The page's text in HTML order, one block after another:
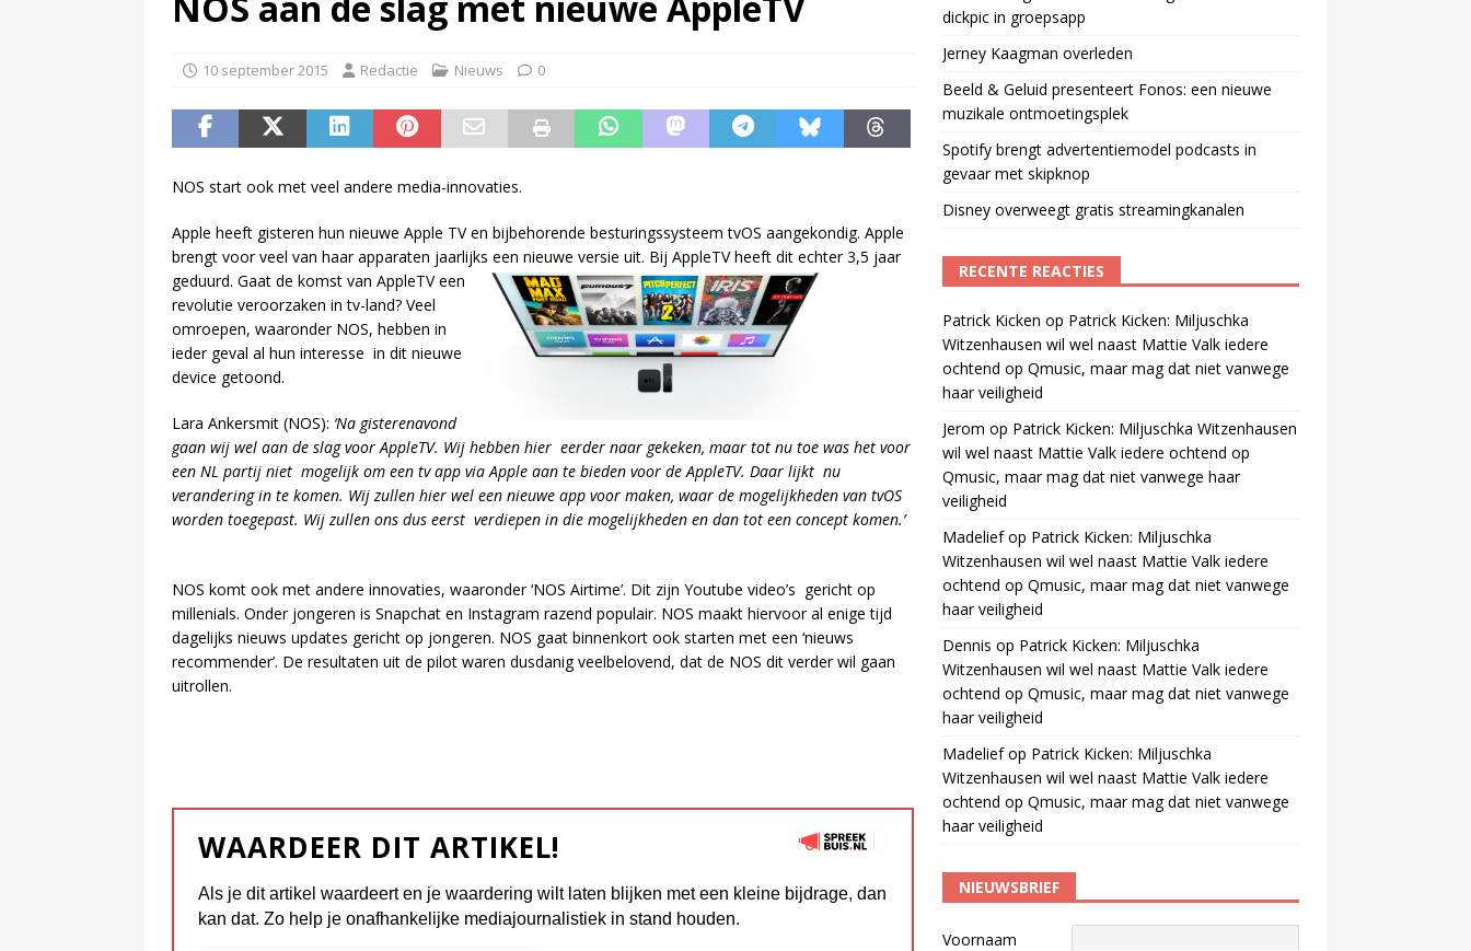
NPO-manager Menno de Boer geschorst na dickpic in groepsapp)
10 september 2015 Redactie Nieuws 0
NOS start ook met veel andere media-innovaties.
Apple heeft gisteren hun nieuwe Apple TV en bijbehorende besturingssysteem tvOS aangekondig. Apple
brengt voor veel van haar apparaten jaarlijks een nieuwe versie uit. Bij AppleTV heeft dit echter 3,5 jaar
geduurd. Gaat de komst van AppleTV een
revolutie veroorzaken in tv-land? Veel
omroepen, waaronder NOS, hebben in
ieder geval al hun interesse in dit nieuwe
device getoond.
Lara Ankersmit (NOS): ‘Na gisterenavond
gaan wij wel aan de slag voor AppleTV. Wij hebben hier eerder naar gekeken, maar tot nu toe was het voor
een NL partij niet mogelijk om een tv app via Apple aan te bieden voor de AppleTV. Daar lijkt nu
verandering in te komen. Wij zullen hier wel een nieuwe app voor maken, waar de mogelijkheden van tvOS
worden toegepast. Wij zullen ons dus eerst verdiepen in die mogelijkheden en dan tot een concept komen.’
NOS komt ook met andere innovaties, waaronder ‘NOS Airtime’. Dit zijn Youtube video’s gericht op
millenials. Onder jongeren is Snapchat en Instagram razend populair. NOS maakt hiervoor al enige tijd
dagelijks nieuws updates gericht op jongeren. NOS gaat binnenkort ook starten met een ‘nieuws
recommender’. De resultaten uit de pilot waren dusdanig veelbelovend, dat de NOS dit verder wil gaan
uitrollen.
WAARDEER DIT ARTIKEL!
Als je dit artikel waardeert en je waardering wilt laten blijken met een kleine bijdrage, dan
kan dat. Zo help je onafhankelijke mediajournalistiek in stand houden.
dickpic in groepsapp
Jerney Kaagman overleden
Beeld & Geluid presenteert Fonos: een nieuwe
muzikale ontmoetingsplek
Spotify brengt advertentiemodel podcasts in
gevaar met skipknop
Disney overweegt gratis streamingkanalen
RECENTE REACTIES
Patrick Kicken op Patrick Kicken: Miljuschka
Witzenhausen wil wel naast Mattie Valk iedere
ochtend op Qmusic, maar mag dat niet vanwege
haar veiligheid
Jerom op Patrick Kicken: Miljuschka Witzenhausen
wil wel naast Mattie Valk iedere ochtend op
Qmusic, maar mag dat niet vanwege haar
veiligheid
Madeliefop Patrick Kicken: Miljuschka
Witzenhausen wil wel naast Mattie Valk iedere
ochtend op Qmusic, maar mag dat niet vanwege
haar veiligheid
Dennis op Patrick Kicken: Miljuschka
Witzenhausen wil wel naast Mattie Valk iedere
ochtend op Qmusic, maar mag dat niet vanwege
haar veiligheid
Madeliefop Patrick Kicken: Miljuschka
Witzenhausen wil wel naast Mattie Valk iedere
ochtend op Qmusic, maar mag dat niet vanwege
haar veiligheid
NIEUWSBRIEF
Voornaam